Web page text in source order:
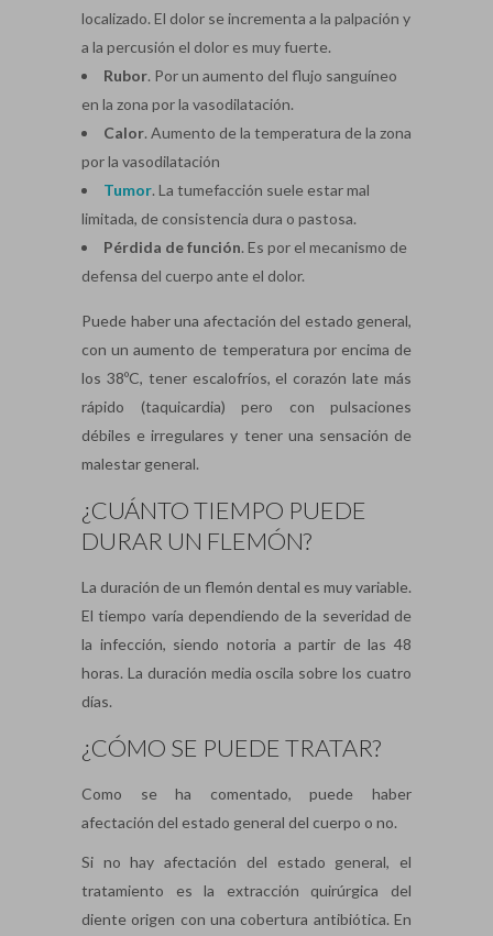
localizado. El dolor se incrementa a la palpación y
a la percusión el dolor es muy fuerte.
Rubor. Por un aumento del flujo sanguíneo
en la zona por la vasodilatación.
Calor. Aumento de la temperatura de la zona
por la vasodilatación
Tumor. La tumefacción suele estar mal
limitada, de consistencia dura o pastosa.
Pérdida de función. Es por el mecanismo de
defensa del cuerpo ante el dolor.
Puede haber una afectación del estado general,
con un aumento de temperatura por encima de
los 38ºC, tener escalofríos, el corazón late más
rápido (taquicardia) pero con pulsaciones
débiles e irregulares y tener una sensación de
malestar general.
¿CUÁNTO TIEMPO PUEDE
DURAR UN FLEMÓN?
La duración de un flemón dental es muy variable.
El tiempo varía dependiendo de la severidad de
la infección, siendo notoria a partir de las 48
horas. La duración media oscila sobre los cuatro
días.
¿CÓMO SE PUEDE TRATAR?
Como se ha comentado, puede haber
afectación del estado general del cuerpo o no.
Si no hay afectación del estado general, el
tratamiento es la extracción quirúrgica del
diente origen con una cobertura antibiótica. En